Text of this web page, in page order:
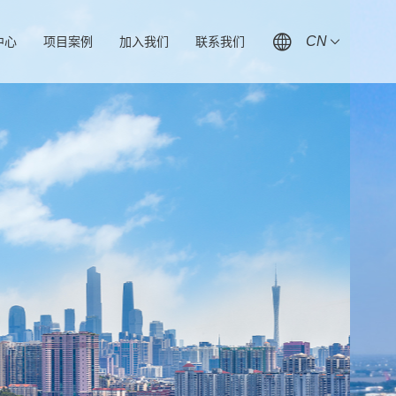
心 项目案例 加入我们
社会招聘
校园招聘
人才发展
人才理念
合作伙伴招募
联系我们
联系方式
CN